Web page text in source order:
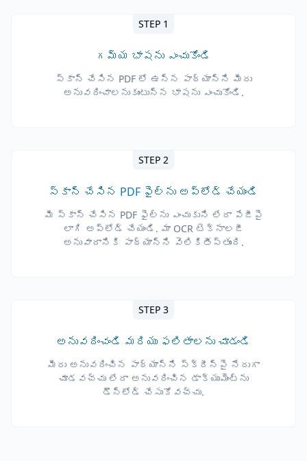
STEP 1
గమ్య భాషను ఎంచుకోండి
స్కాన్ చేసిన PDF లో ఉన్న పాఠ్యాన్ని మీరు
అనువదించాలనుకుంటున్న భాషను ఎంచుకోండి.
STEP 2
స్కాన్ చేసిన PDF ఫైల్‌ను అప్‌లోడ్ చేయండి
మీ స్కాన్ చేసిన PDF ఫైల్‌ను ఎంచుకుని లేదా పేజీపై
లాగి అప్‌లోడ్ చేయండి. మా OCR టెక్నాలజీ
అనువాదానికి పాఠ్యాన్ని వెలికితీస్తుంది.
STEP 3
అనువదించండి మరియు ఫలితాలను చూడండి
మీరు అనువదించిన పాఠ్యాన్ని స్క్రీన్‌పై నేరుగా
చూడవచ్చు లేదా అనువదించిన డాక్యుమెంట్‌ను
డౌన్‌లోడ్ చేసుకోవచ్చు.